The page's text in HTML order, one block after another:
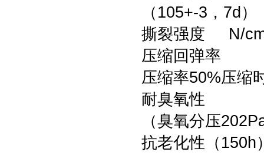
（105+-3，
撕裂强度 N/
压缩回弹率
压缩率50%压
耐臭氧性
（臭氧分压
抗老化性（